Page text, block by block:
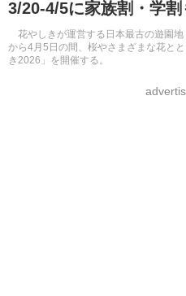
自由研究教材（小学生向け） 自由研究
3/20-4/5に家族割・学割
花やしきが運営する日本最古の遊園
から4月5日の間、桜やさまざまな花と
き2026」を開催する。